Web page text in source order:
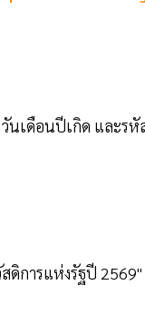
นเดือนปีเกิด และรหั
ดิการแห่งรัฐปี 2569"